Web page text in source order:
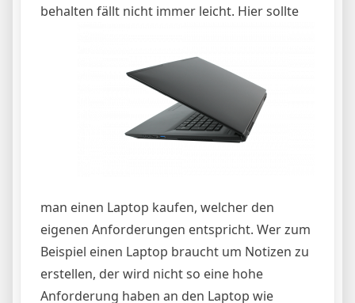
behalten fällt nicht immer leicht. Hier sollte
man einen Laptop kaufen, welcher den
eigenen Anforderungen entspricht. Wer zum
Beispiel einen Laptop braucht um Notizen zu
erstellen, der wird nicht so eine hohe
Anforderung haben an den Laptop wie